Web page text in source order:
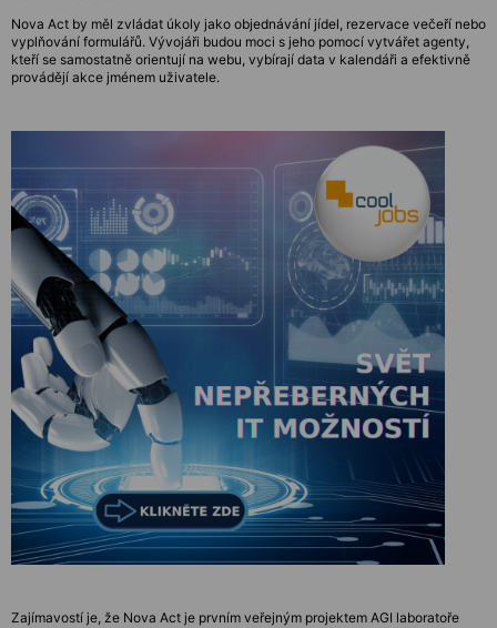
Nova Act by měl zvládat úkoly jako objednávání jídel, rezervace večeří nebo
vyplňování formulářů. Vývojáři budou moci s jeho pomocí vytvářet agenty,
kteří se samostatně orientují na webu, vybírají data v kalendáři a efektivně
provádějí akce jménem uživatele.
Zajímavostí je, že Nova Act je prvním veřejným projektem AGI laboratoře